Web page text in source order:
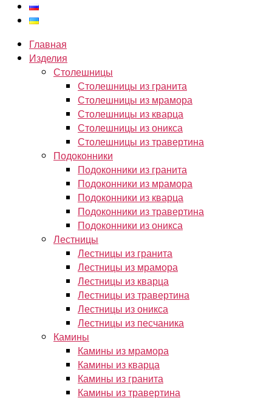
Главная
Изделия
Столешницы
Столешницы из гранита
Столешницы из мрамора
Столешницы из кварца
Столешницы из оникса
Столешницы из травертина
Подоконники
Подоконники из гранита
Подоконники из мрамора
Подоконники из кварца
Подоконники из травертина
Подоконники из оникса
Лестницы
Лестницы из гранита
Лестницы из мрамора
Лестницы из кварца
Лестницы из травертина
Лестницы из оникса
Лестницы из песчаника
Камины
Камины из мрамора
Камины из кварца
Камины из гранита
Камины из травертина